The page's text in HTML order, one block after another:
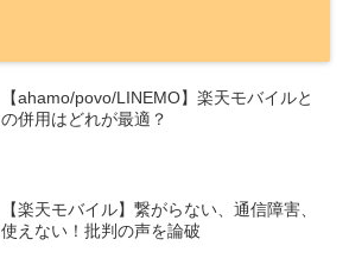
【ahamo/povo/LINEMO】楽天モバイルと
の併用はどれが最適？
【楽天モバイル】繋がらない、通信障害、
使えない！批判の声を論破